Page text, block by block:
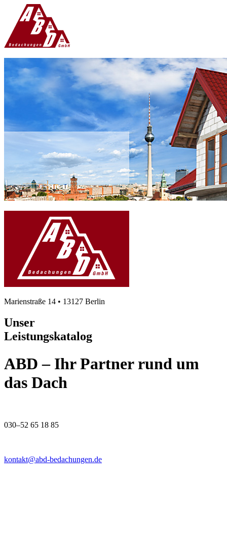
Marienstraße 14 • 13127 Berlin
Unser
Leistungskatalog
ABD – Ihr Partner rund um
das Dach
030–52 65 18 85
kontakt@abd-bedachungen.de